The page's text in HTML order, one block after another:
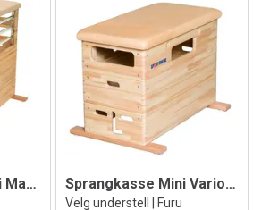
Sprangkasse Kombi Mario Sprangkasse Mini Vario 3 delt
Velg understell | Furu